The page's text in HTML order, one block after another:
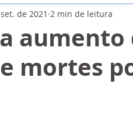
aumento
mortes
de 2021 2 min de leitura